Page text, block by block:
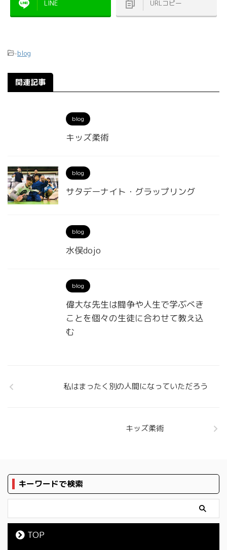
LINE URLコピー
-blog
関連記事
blog
キッズ柔術
blog
サタデーナイト・グラップリング
blog
水俣dojo
blog
偉大な先生は闘争や人生で学ぶべき
ことを個々の生徒に合わせて教え込
む
私はまったく別の人間になっていただろう
キッズ柔術
キーワードで検索
TOP